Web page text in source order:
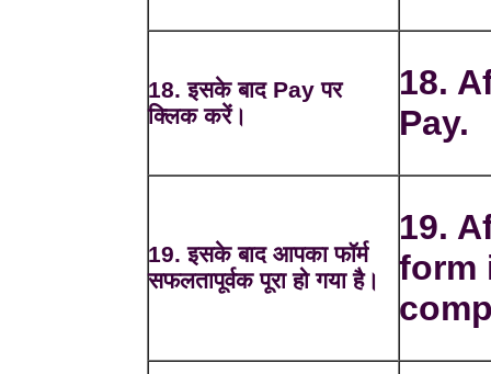
18. इसके बाद Pay पर
क्लिक करें।
18.
Pay.
19. इसके बाद आपका फॉर्म
सफलतापूर्वक पूरा हो गया है।
19.
form